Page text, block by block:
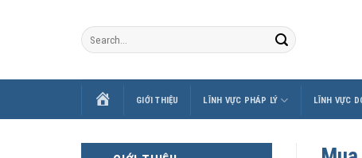
TRANGGIỚI THIỆU LĨNH VỰC PHÁP LÝ LĨNH VỰC